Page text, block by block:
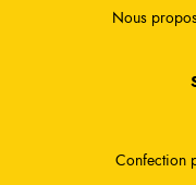
Nous
Confection